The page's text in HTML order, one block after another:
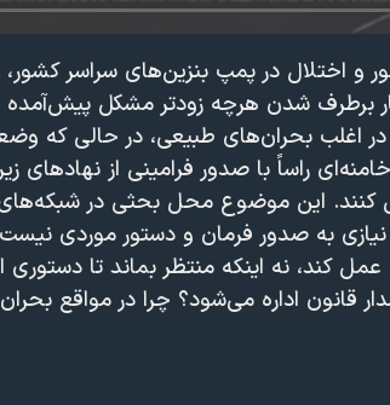
اختلال در پمپ بنزین‌های سراسر کشور،
برطرف شدن هرچه زودتر مشکل
در اغلب بحران‌های طبیعی، در حالی که
راساً با صدور فرامینی از نهادهای
کنند. این موضوع محل بحثی در
به صدور فرمان و دستور موردی نیست
کند، نه اینکه منتظر بماند تا دستوری
قانون اداره می‌شود؟ چرا در مواقع